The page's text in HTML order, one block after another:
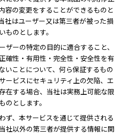
容の変更をすることができるものと
社はユーザー又は第三者が被った損
ものとします。
ザーの特定の目的に適合すること、
確性・有用性・完全性・安全性を有
いことについて、何ら保証するもの
ービスにセキュリティ上の欠陥、エ
在する場合、当社は実務上可能な限
のとします。
ず、本サービスを通じて提供される
社以外の第三者が提供する情報に関